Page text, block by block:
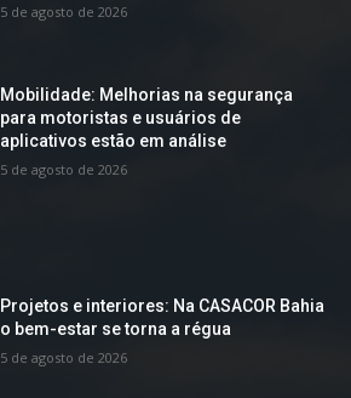
5 de agosto de 2026
Mobilidade: Melhorias na segurança
para motoristas e usuários de
aplicativos estão em análise
5 de agosto de 2026
Projetos e interiores: Na CASACOR Bahia
o bem-estar se torna a régua
5 de agosto de 2026